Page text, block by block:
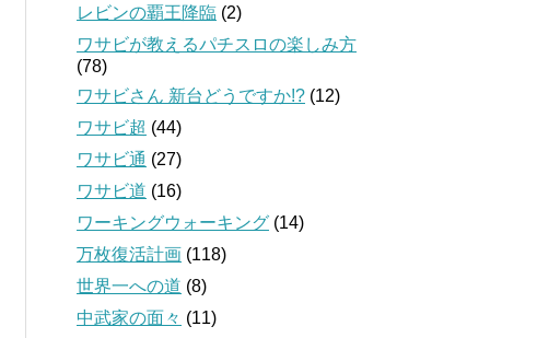
レビンの覇王降臨 (2)
ワサビが教えるパチスロの楽しみ方
(78)
ワサビさん 新台どうですか!? (12)
ワサビ超 (44)
ワサビ通 (27)
ワサビ道 (16)
ワーキングウォーキング (14)
万枚復活計画 (118)
世界一への道 (8)
中武家の面々 (11)